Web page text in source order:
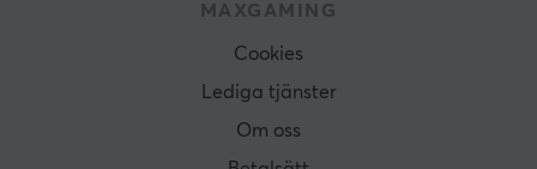
MAXGAMING
Cookies
Lediga tjänster
Om oss